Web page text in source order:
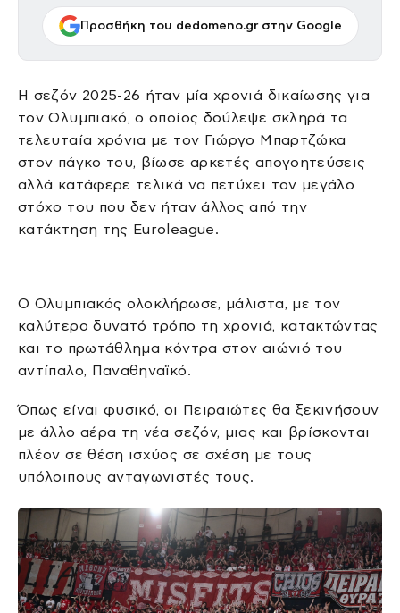
Προσθήκη του dedomeno.gr στην Google
Η σεζόν 2025-26 ήταν μία χρονιά δικαίωσης για
τον Ολυμπιακό, ο οποίος δούλεψε σκληρά τα
τελευταία χρόνια με τον Γιώργο Μπαρτζώκα
στον πάγκο του, βίωσε αρκετές απογοητεύσεις
αλλά κατάφερε τελικά να πετύχει τον μεγάλο
στόχο του που δεν ήταν άλλος από την
κατάκτηση της Euroleague.
Ο Ολυμπιακός ολοκλήρωσε, μάλιστα, με τον
καλύτερο δυνατό τρόπο τη χρονιά, κατακτώντας
και το πρωτάθλημα κόντρα στον αιώνιό του
αντίπαλο, Παναθηναϊκό.
Όπως είναι φυσικό, οι Πειραιώτες θα ξεκινήσουν
με άλλο αέρα τη νέα σεζόν, μιας και βρίσκονται
πλέον σε θέση ισχύος σε σχέση με τους
υπόλοιπους ανταγωνιστές τους.